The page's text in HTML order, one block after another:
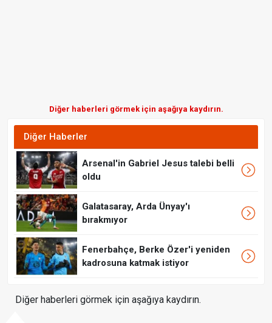
Diğer haberleri görmek için aşağıya kaydırın.
Diğer Haberler
Arsenal'in Gabriel Jesus talebi belli
oldu
Galatasaray, Arda Ünyay'ı
bırakmıyor
Fenerbahçe, Berke Özer'i yeniden
kadrosuna katmak istiyor
Diğer haberleri görmek için aşağıya kaydırın.